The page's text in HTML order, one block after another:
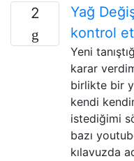
2
Yağ
kontrol
Yeni
karar
birlikte bir
kendi
istediğimi
bazı
kılavuzda